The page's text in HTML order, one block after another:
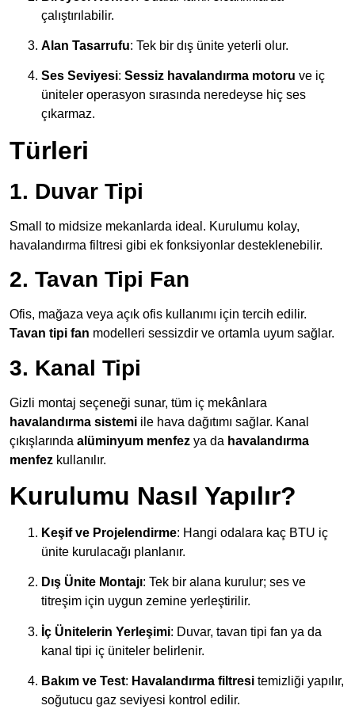
çalıştırılabilir.
Alan Tasarrufu: Tek bir dış ünite yeterli olur.
Ses Seviyesi: Sessiz havalandırma motoru ve iç
üniteler operasyon sırasında neredeyse hiç ses
çıkarmaz.
Türleri
1. Duvar Tipi
Small to midsize mekanlarda ideal. Kurulumu kolay,
havalandırma filtresi gibi ek fonksiyonlar desteklenebilir.
2. Tavan Tipi Fan
Ofis, mağaza veya açık ofis kullanımı için tercih edilir.
Tavan tipi fan modelleri sessizdir ve ortamla uyum sağlar.
3. Kanal Tipi
Gizli montaj seçeneği sunar, tüm iç mekânlara
havalandırma sistemi ile hava dağıtımı sağlar. Kanal
çıkışlarında alüminyum menfez ya da havalandırma
menfez kullanılır.
Kurulumu Nasıl Yapılır?
Keşif ve Projelendirme: Hangi odalara kaç BTU iç
ünite kurulacağı planlanır.
Dış Ünite Montajı: Tek bir alana kurulur; ses ve
titreşim için uygun zemine yerleştirilir.
İç Ünitelerin Yerleşimi: Duvar, tavan tipi fan ya da
kanal tipi iç üniteler belirlenir.
Bakım ve Test: Havalandırma filtresi temizliği yapılır,
soğutucu gaz seviyesi kontrol edilir.